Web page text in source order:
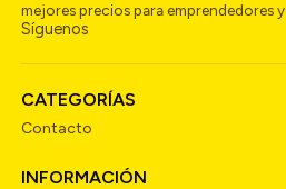
mejores precios para emprendedores
Síguenos
CATEGORÍAS
Contacto
INFORMACIÓN